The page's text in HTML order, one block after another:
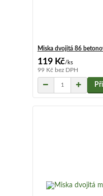
Miska dvojitá 86
119 Kč/ks
99 Kč bez DPH